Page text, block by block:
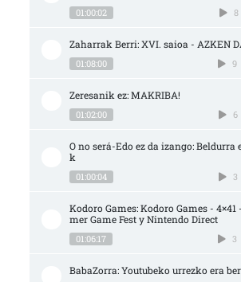
01:00:02 8
Zaharrak Berri: XVI. saioa - AZKEN
01:08:00 9
Zeresanik ez: MAKRIBA!
01:02:00 6
O no será-Edo ez da izango: Beldurra
k
01:00:04 3
Kodoro Games: Kodoro Games - 4×41
mer Game Fest y Nintendo Direct
01:06:17 3
BabaZorra: Youtubeko urrezko era